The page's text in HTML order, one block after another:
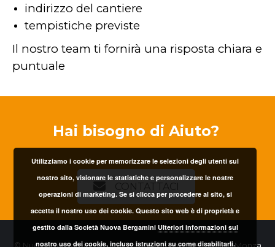
indirizzo del cantiere
tempistiche previste
Il nostro team ti fornirà una risposta chiara e
puntuale
Hai bisogno di Aiuto?
Utilizziamo i cookie per memorizzare le selezioni degli utenti sul
nostro sito, visionare le statistiche e personalizzare le nostre
operazioni di marketing. Se si clicca per procedere al sito, si
accetta il nostro uso dei cookie. Questo sito web è di proprietà e
gestito dalla Società Nuova Bergamini Ulteriori informazioni sul
nostro uso dei cookie, incluso istruzioni su come disabilitarli.